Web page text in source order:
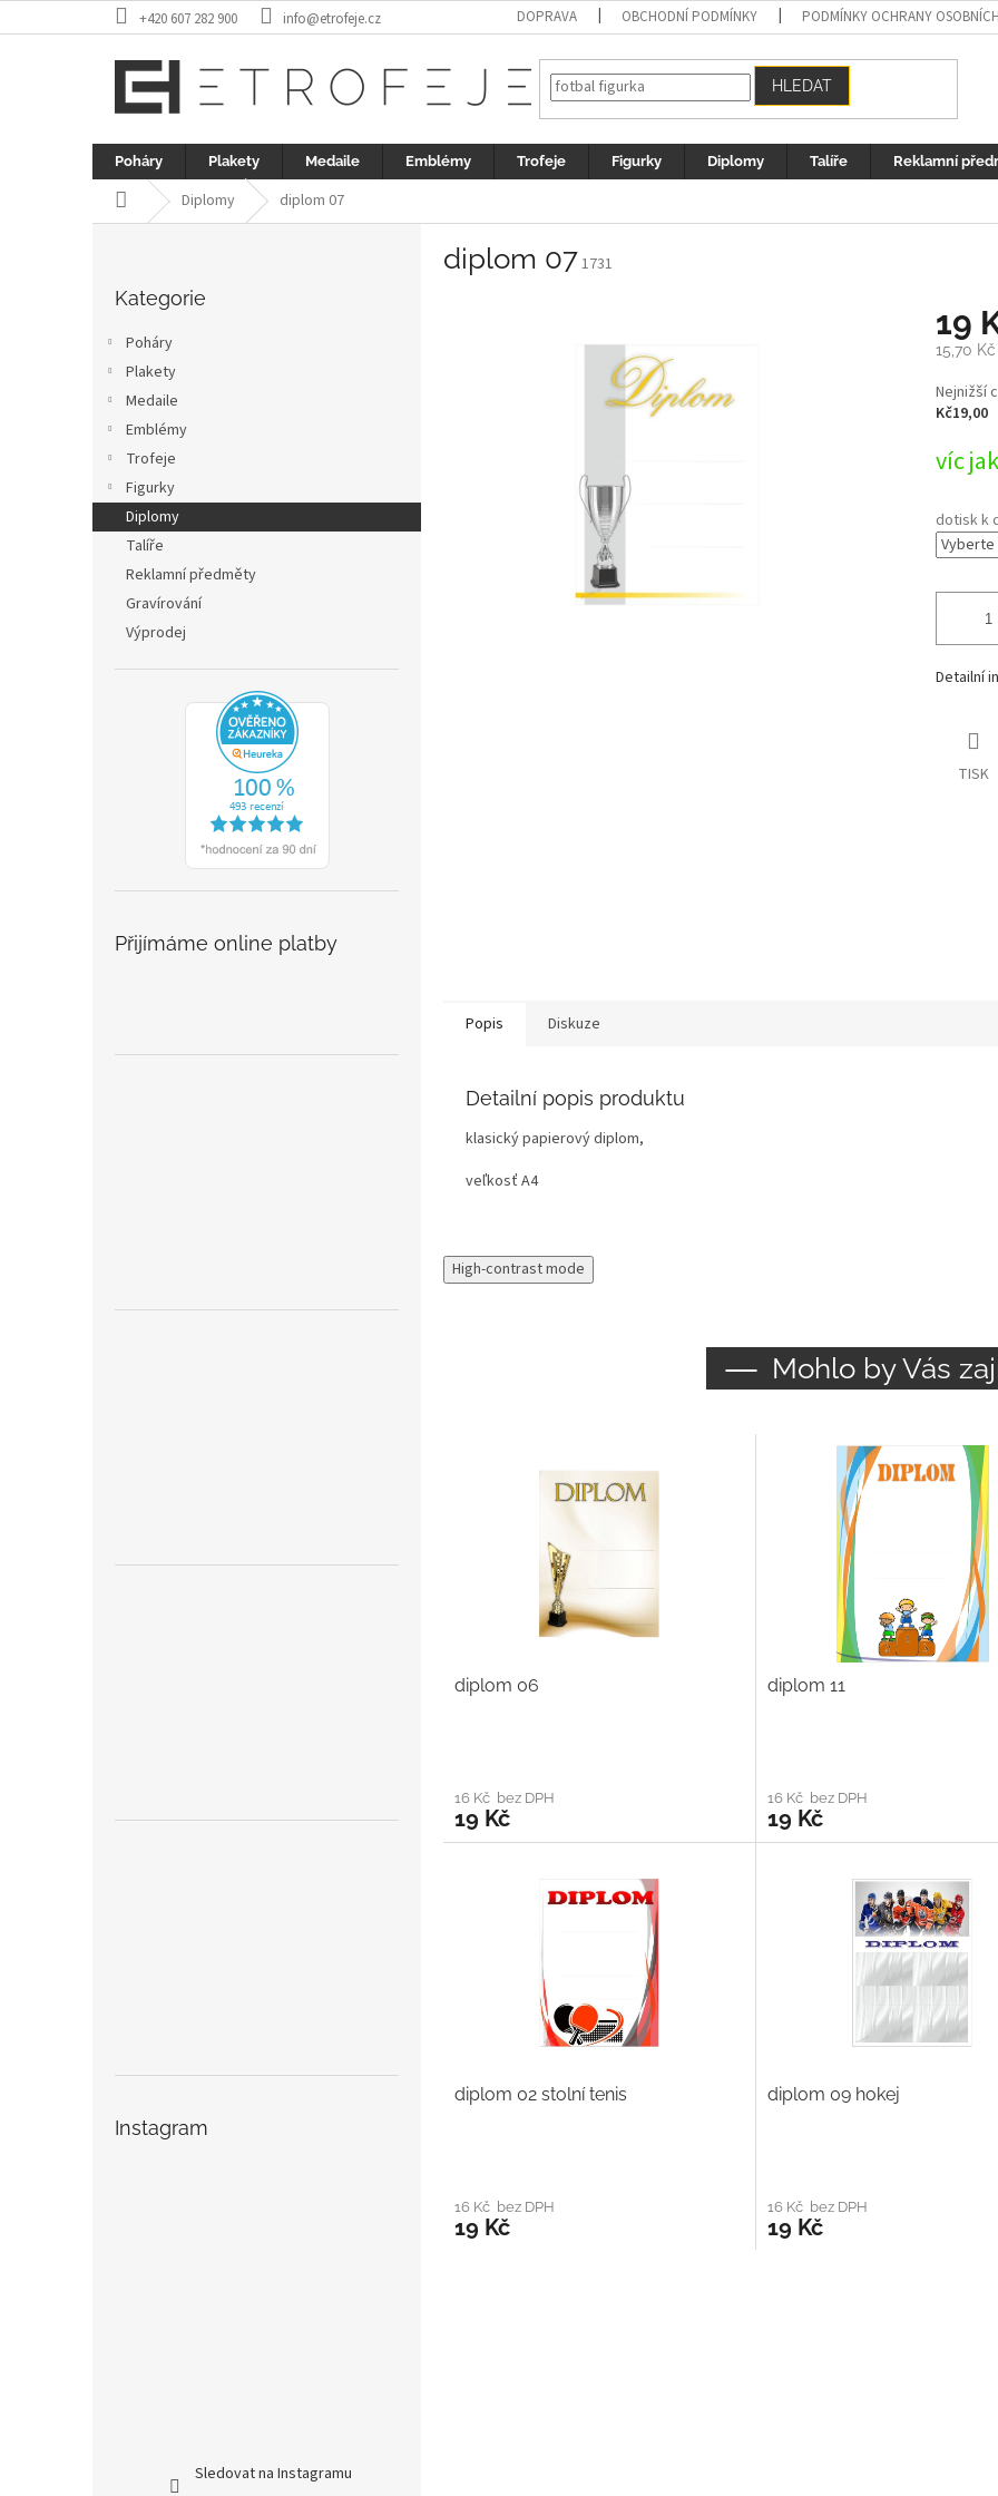
na
+420 607 282 900 info@etrofeje.cz DOPRAVA OBCHODNÍ PODMÍNKY PODMÍNKY OCHRANY
HLEDAT
Poháry Plakety Medaile Emblémy Trofeje Figurky Diplomy Talíře Reklamní
Domů Diplomy diplom 07
n
e
kategorie
Kategorie
Poháry
Plakety
Medaile
Emblémy
Trofeje
Figurky
Diplomy
Talíře
Reklamní předměty
Gravírování
Výprodej
Přijímáme online platby
Instagram
Sledovat na Instagramu
diplom 071731
19
15,70 Kč
Měrná
cena:
Nejnižší
Kč19,00
víc
dotisk k
Detailní
TISK
Popis Diskuze
Detailní popis produktu
klasický papierový diplom,
veľkosť A4
High-contrast mode
Mohlo by Vás
diplom 06
16 Kč bez DPH
19 Kč
diplom 11
16 Kč bez DPH
19 Kč
diplom 02 stolní tenis
16 Kč bez DPH
19 Kč
diplom 09 hokej
16 Kč bez DPH
19 Kč